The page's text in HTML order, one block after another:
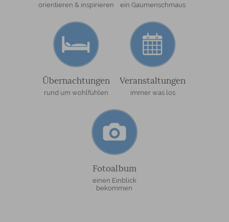
orientieren & inspirieren ein Gaumenschmaus
Übernachtungen
rund um wohlfühlen
Veranstaltungen
immer was los
Fotoalbum
einen Einblick
bekommen